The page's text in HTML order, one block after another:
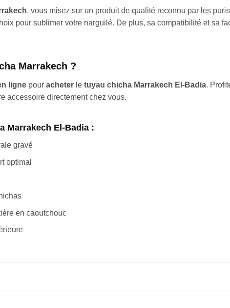
, vous misez sur un produit de qualité reconnu par les
pour sublimer votre narguilé. De plus, sa compatibilité et sa
Marrakech ?
ligne pour acheter le tuyau chicha Marrakech El-Badia.
accessoire directement chez vous.
Marrakech El-Badia :
gravé
optimal
en caoutchouc